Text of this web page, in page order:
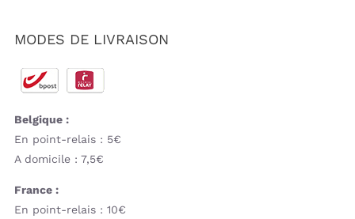
MODES DE LIVRAISON
Belgique :
En point-relais : 5€
A domicile : 7,5€
France :
En point-relais : 10€